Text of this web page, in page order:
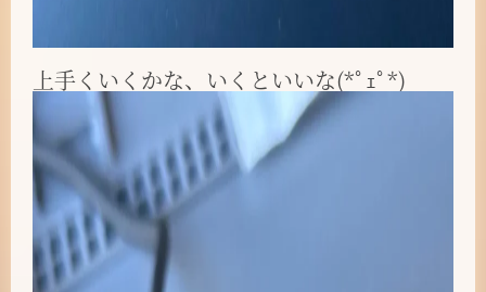
上手くいくかな、いくといいな(*ﾟｪﾟ*)